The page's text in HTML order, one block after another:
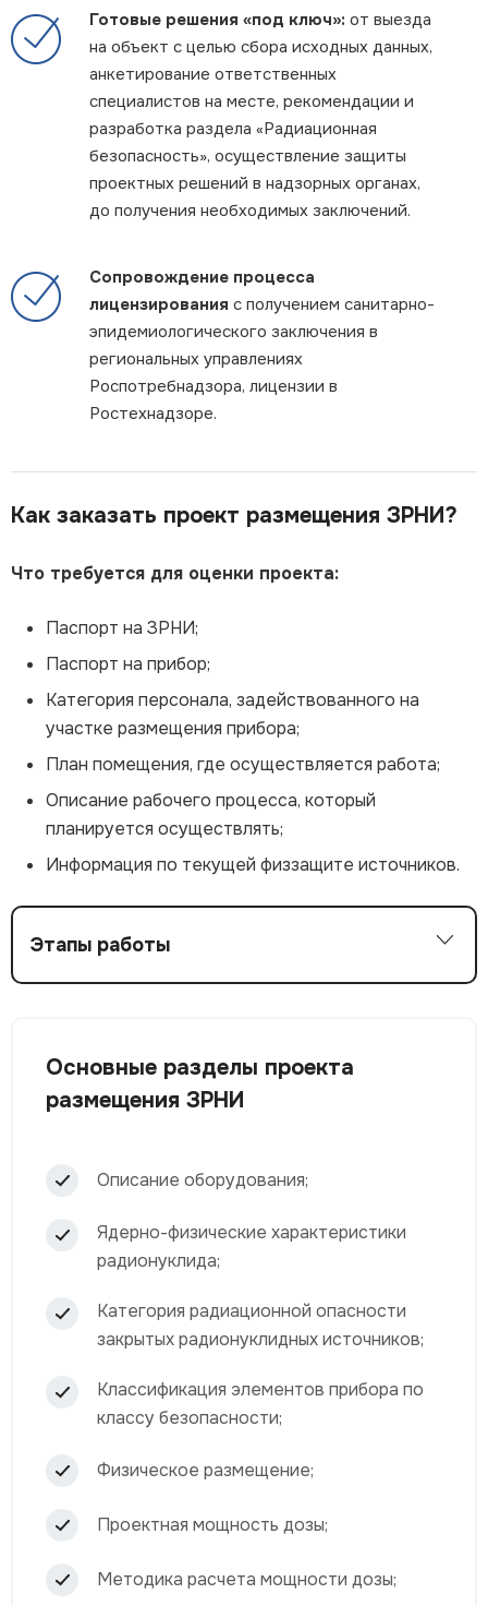
Готовые решения «под ключ»: от выезда
на объект с целью сбора исходных данных,
анкетирование ответственных
специалистов на месте, рекомендации и
разработка раздела «Радиационная
безопасность», осуществление защиты
проектных решений в надзорных органах,
до получения необходимых заключений.
Сопровождение процесса
лицензирования с получением санитарно-
эпидемиологического заключения в
региональных управлениях
Роспотребнадзора, лицензии в
Ростехнадзоре.
Как заказать проект размещения ЗРНИ?
Что требуется для оценки проекта:
Паспорт на ЗРНИ;
Паспорт на прибор;
Категория персонала, задействованного на
участке размещения прибора;
План помещения, где осуществляется работа;
Описание рабочего процесса, который
планируется осуществлять;
Информация по текущей физзащите источников.
Этапы работы
Основные разделы проекта
размещения ЗРНИ
Описание оборудования;
Ядерно-физические характеристики
радионуклида;
Категория радиационной опасности
закрытых радионуклидных источников;
Классификация элементов прибора по
классу безопасности;
Физическое размещение;
Проектная мощность дозы;
Методика расчета мощности дозы;